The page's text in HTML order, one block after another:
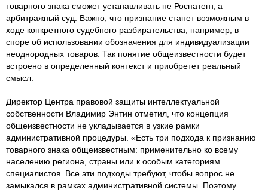
товарного знака сможет устанавливать не Роспатент, а
арбитражный суд. Важно, что признание станет возможным в
ходе конкретного судебного разбирательства, например, в
споре об использовании обозначения для индивидуализации
неоднородных товаров. Так понятие общеизвестности будет
встроено в определенный контекст и приобретет реальный
смысл.
Директор Центра правовой защиты интеллектуальной
собственности Владимир Энтин отметил, что концепция
общеизвестности не укладывается в узкие рамки
административной процедуры. «Есть три подхода к признанию
товарного знака общеизвестным: применительно ко всему
населению региона, страны или к особым категориям
специалистов. Все эти подходы требуют, чтобы вопрос не
замыкался в рамках административной системы. Поэтому